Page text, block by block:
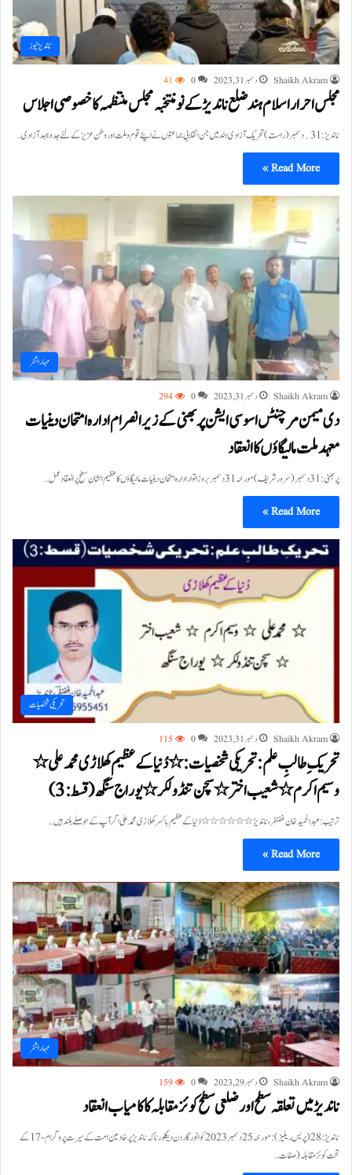
ناندیڑ نیوز
Shaikh Akram دسمبر 31, 2023 0
41
مجلس احرار اسلام ہند ضلع ناندیڑ کے نومنتخبہ مجلس منتظمہ کا خصوصی اجلاس
ناندیڑ:31؍دسمبر (راست) تحریک آزادی ہند میں جن انقلابی جماعتوں نے اپنے قوم وملت اور وطن عزیز کے لئے جدوجہد آزادی…
Read More »
مہاراشٹر
Shaikh Akram دسمبر 31, 2023 0
294
دی میمن مرچنٹس اسوسی ایشن پربھنی کے زیر انصرام ادارہ امتحان دینیات
معہد ملت مالیگاؤں کا انعقاد
پربھنی:31 دسمبر(سرور شریف ) مورخہ 31 دسمبر بروز اتوار ادارہ امتحان دینیات مالیگاؤں کا عظیم الشان سطح پر انعقاد عمل…
Read More »
تحریکی شخصیات
Shaikh Akram دسمبر 31, 2023 0
115
تحریک ِ طالبِ علم : تحریکی شخصیات : ٭ دُنیا کے عظیم کھلاڑی محمد علی٭
وسیم اکرم ٭ شعیب اختر ٭ سچن تنڈولکر٭ یوراج سنگھ (قسط: 3)
ترتیب : عبدالحمید خان غضنفر، ناندیڑ ٭٭٭٭٭٭ دُنیا کے عظیم باکسر کھلاڑی محمد علی اگر آپ کے حوصلے بلند ہیں…
Read More »
مہاراشٹر
Shaikh Akram دسمبر 29, 2023 0
159
ناندیڑ میں تعلقہ سطح اور ضلعی سطح کوئز مقابلہ کا کامیاب انعقاد
ناندیڑ:28(پریس ریلیز):مورخہ25 دسمبر2023 کو انور گاردن دیگلور ناکہ ناندیڑ پر خادمین امت کے سیرت پروگرام-17 کے
تحت کوئز مقابلہ (صفات…